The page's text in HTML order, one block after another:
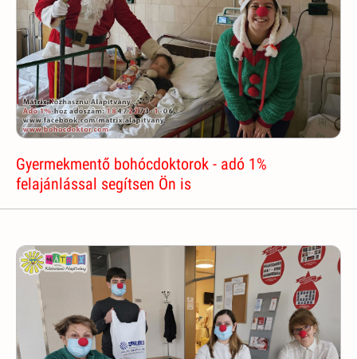
Gyermekmentő bohócdoktorok - adó 1%
felajánlással segítsen Ön is